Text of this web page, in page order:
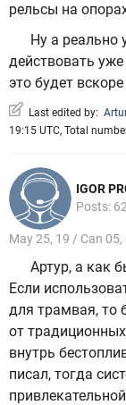
рельсы на
Ну а реально
действовать
это будет
Last edited by:
19:15 UTC, Total
IGOR
Posts: 62
May 25, 19 / Can 05,
Артур, а как
Если
для трамвая, то
от
внутрь
писал, тогда